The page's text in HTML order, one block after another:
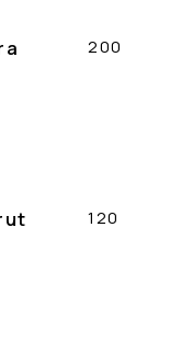
200
120